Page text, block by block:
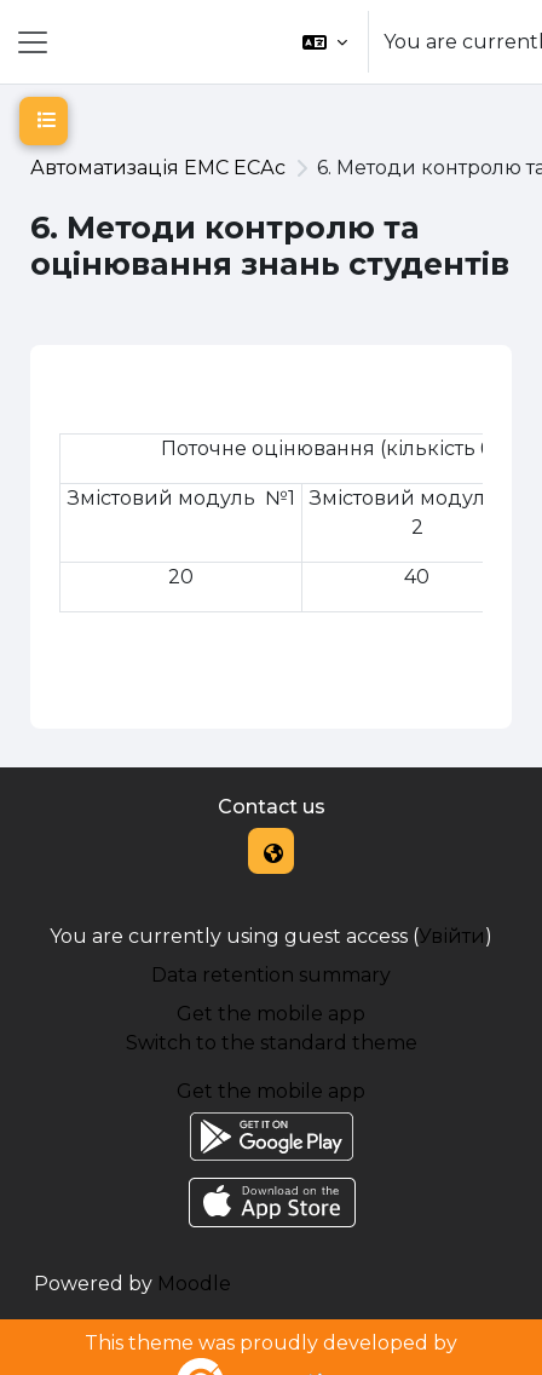
You are
Автоматизація ЕМС ЕСАс 6. Методи контролю
6. Методи контролю та
оцінювання знань студентів
Open course index
Поточне оцінювання (кількість балів)
Змістовий модуль №1
Змістовий модуль №
2
20 40
Contact us
You are currently using guest access (Увійти)
Data retention summary
Get the mobile app
Switch to the standard theme
Get the mobile app
Powered by Moodle
This theme was proudly developed by